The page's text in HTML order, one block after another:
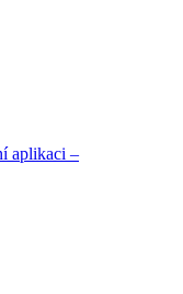
aplikaci –